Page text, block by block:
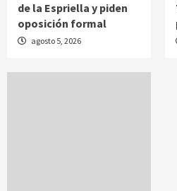
de la Espriella y piden
oposición formal
agosto 5, 2026